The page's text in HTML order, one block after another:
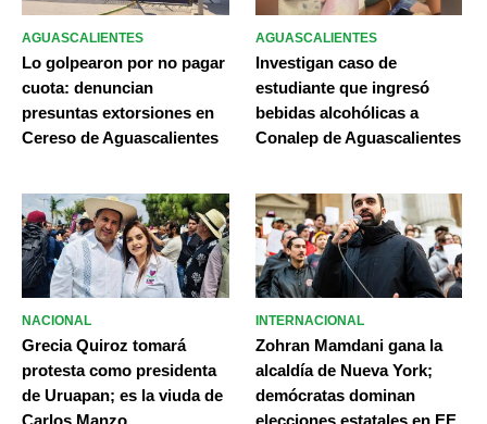
AGUASCALIENTES
Lo golpearon por no pagar
cuota: denuncian
presuntas extorsiones en
Cereso de Aguascalientes
AGUASCALIENTES
Investigan caso de
estudiante que ingresó
bebidas alcohólicas a
Conalep de Aguascalientes
NACIONAL
Grecia Quiroz tomará
protesta como presidenta
de Uruapan; es la viuda de
Carlos Manzo
INTERNACIONAL
Zohran Mamdani gana la
alcaldía de Nueva York;
demócratas dominan
elecciones estatales en EE.